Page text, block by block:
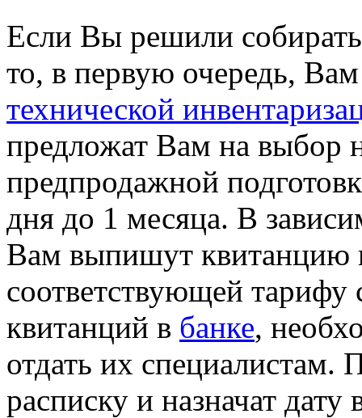
Если Вы решили
то, в первую очередь,
технической
предложат Вам на выбор
предпродажной
дня до 1 месяца. В
Вам выпишут квитанцию
соответствующей
квитанций в банке,
отдать их специалистам.
расписку и назначат